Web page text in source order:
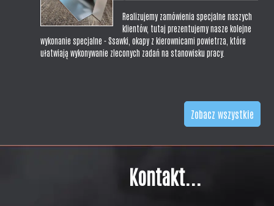
Realizujemy zamówienia specjalne naszych
klientów, tutaj prezentujemy nasze kolejne
wykonanie specjalne - Ssawki, okapy z kierownicami powietrza, które
ułatwiają wykonywanie zleconych zadań na stanowisku pracy.
Zobacz wszystkie
Kontakt...